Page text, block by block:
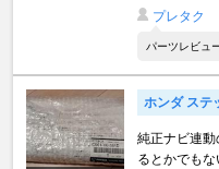
プレタク
パーツレビュ
ホンダ ステ
純正ナビ連
るとかでも